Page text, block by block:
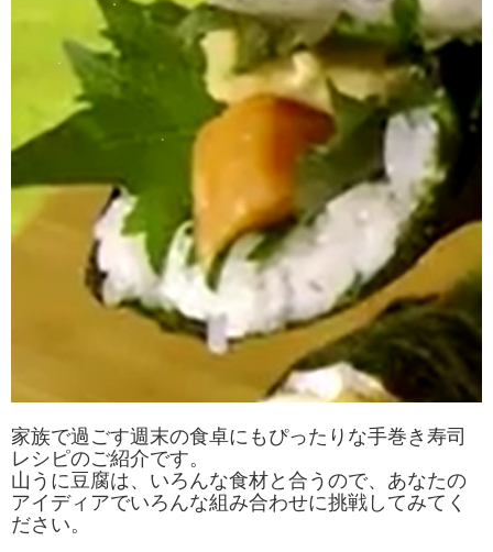
家族で過ごす週末の食卓にもぴったりな手巻き寿司
レシピのご紹介です。
山うに豆腐は、いろんな食材と合うので、あなたの
アイディアでいろんな組み合わせに挑戦してみてく
ださい。